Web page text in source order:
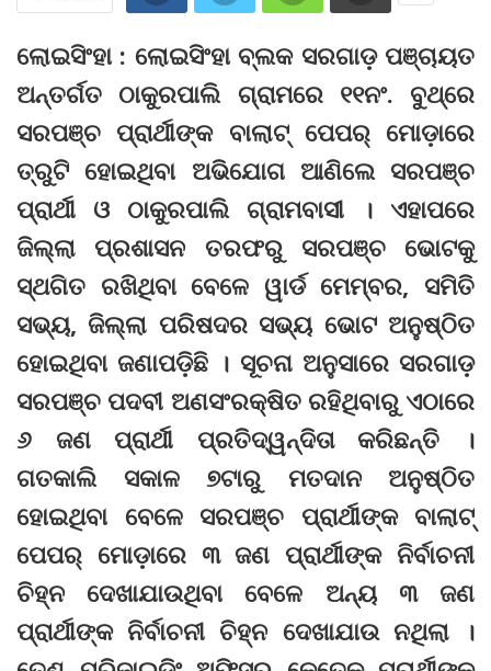
ଲୋଇସିଂହା : ଲୋଇସିଂହା ବ୍ଲକ ସରଗାଡ଼ ପଞ୍ଚାୟତ
ଅନ୍ତର୍ଗତ ଠାକୁରପାଲି ଗ୍ରାମରେ ୧୧ନଂ. ବୁଥ୍‌ରେ
ସରପଞ୍ଚ ପ୍ରାର୍ଥୀଙ୍କ ବାଲାଟ୍‌ ପେପର୍‌ ମୋଡ଼ାରେ
ତ୍ରୁଟି ହୋଇଥିବା ଅଭିଯୋଗ ଆଣିଲେ ସରପଞ୍ଚ
ପ୍ରାର୍ଥୀ ଓ ଠାକୁରପାଲି ଗ୍ରାମବାସୀ । ଏହାପରେ
ଜିଲ୍ଲା ପ୍ରଶାସନ ତରଫରୁ ସରପଞ୍ଚ ଭୋଟକୁ
ସ୍ଥଗିତ ରଖିଥିବା ବେଳେ ୱାର୍ଡ ମେମ୍ବର, ସମିତି
ସଭ୍ୟ, ଜିଲ୍ଲା ପରିଷଦର ସଭ୍ୟ ଭୋଟ ଅନୁଷ୍ଠିତ
ହୋଇଥିବା ଜଣାପଡ଼ିଛି । ସୂଚନା ଅନୁସାରେ ସରଗାଡ଼
ସରପଞ୍ଚ ପଦବୀ ଅଣସଂରକ୍ଷିତ ରହିଥିବାରୁ ଏଠାରେ
୬ ଜଣ ପ୍ରାର୍ଥୀ ପ୍ରତିଦ୍ୱନ୍ଦିତା କରିଛନ୍ତି ।
ଗତକାଲି ସକାଳ ୭ଟାରୁ ମତଦାନ ଅନୁଷ୍ଠିତ
ହୋଇଥିବା ବେଳେ ସରପଞ୍ଚ ପ୍ରାର୍ଥୀଙ୍କ ବାଲାଟ୍‌
ପେପର୍‌ ମୋଡ଼ାରେ ୩ ଜଣ ପ୍ରାର୍ଥୀଙ୍କ ନିର୍ବାଚନୀ
ଚିହ୍ନ ଦେଖାଯାଉଥିବା ବେଳେ ଅନ୍ୟ ୩ ଜଣ
ପ୍ରାର୍ଥୀଙ୍କ ନିର୍ବାଚନୀ ଚିହ୍ନ ଦେଖାଯାଉ ନଥିଲା ।